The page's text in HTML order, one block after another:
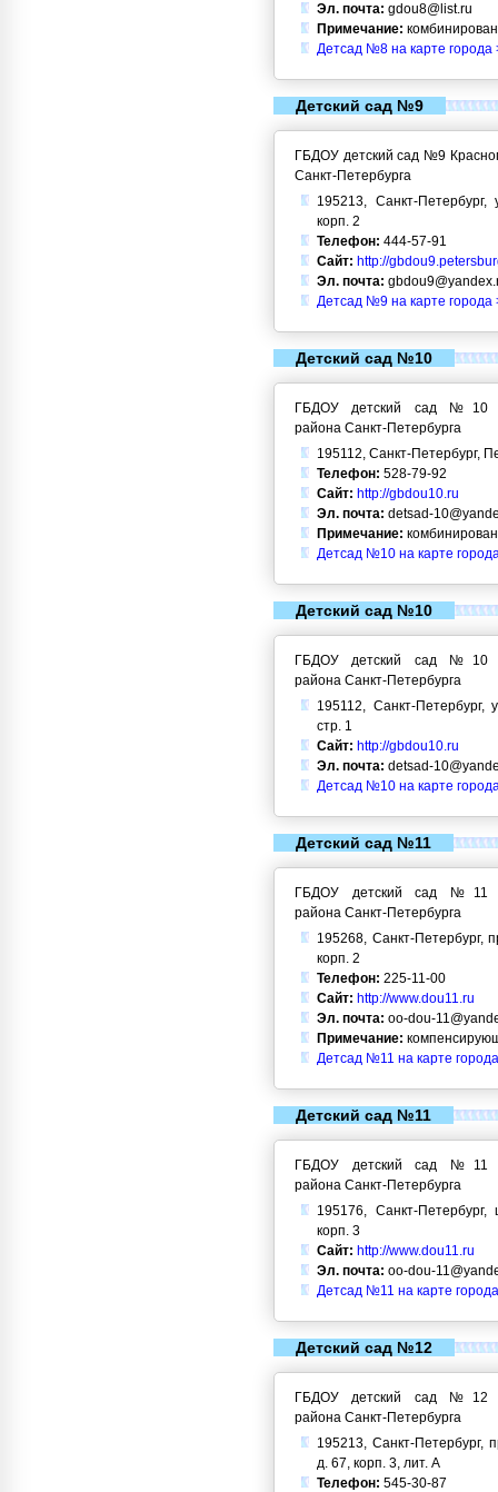
Эл. почта: gdou8@list.ru
Примечание:
Детсад №8 на карте города
Детский сад №9
ГБДОУ детский сад №9
Санкт-Петербурга
195213, Санкт-
корп. 2
Телефон: 444-57-91
Сайт: http://
Эл. почта:
Детсад №9 на карте города
Детский сад №10
ГБДОУ детский сад №10
района Санкт-Петербурга
195112, Санкт-Петербург,
Телефон: 528-79-92
Сайт: http://gbdou10.ru
Эл. почта: detsad-
Примечание:
Детсад №10 на карте
Детский сад №10
ГБДОУ детский сад №10
района Санкт-Петербурга
195112, Санкт-Петербург,
стр. 1
Сайт: http://gbdou10.ru
Эл. почта: detsad-
Детсад №10 на карте
Детский сад №11
ГБДОУ детский сад №11
района Санкт-Петербурга
195268, Санкт-Петербург,
корп. 2
Телефон: 225-11-00
Сайт: http://www.dou11.ru
Эл. почта: oo-dou-
Примечание:
Детсад №11 на карте
Детский сад №11
ГБДОУ детский сад №11
района Санкт-Петербурга
195176, Санкт-
корп. 3
Сайт: http://www.dou11.ru
Эл. почта: oo-dou-
Детсад №11 на карте
Детский сад №12
ГБДОУ детский сад №12
района Санкт-Петербурга
195213, Санкт-
д. 67, корп. 3, лит. А
Телефон: 545-30-87